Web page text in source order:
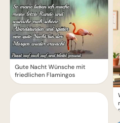
Gute Nacht Wünsche mit
friedlichen Flamingos